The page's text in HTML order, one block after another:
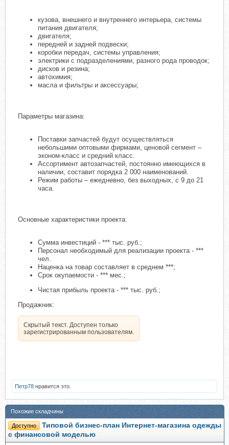
кузова, внешнего и внутреннего интерьера, системы
питания двигателя;
двигателя;
передней и задней подвески;
коробки передач, системы управления;
электрики с подразделениями, разного рода проводок;
дисков и резина;
автохимия;
масла и фильтры и аксессуары;
Параметры магазина:
Поставки запчастей будут осуществляться
небольшими оптовыми фирмами, ценовой сегмент –
эконом-класс и средний класс.
Ассортимент автозапчастей, постоянно имеющихся в
наличии, составит порядка 2 000 наименований.
Режим работы – ежедневно, без выходных, с 9 до 21
часа.
Основные характеристики проекта:
Сумма инвестиций - *** тыс. руб.;
Персонал необходимый для реализации проекта - ***
чел.
Наценка на товар составляет в среднем ***;
Срок окупаемости - *** мес.;
Чистая прибыль проекта - *** тыс. руб.;
Продажник:
Скрытый текст. Доступен только
зарегистрированным пользователям.
Петр78 нравится это.
Похожие складчины
Доступно
Типовой бизнес-план Интернет-магазина одежды
с финансовой моделью